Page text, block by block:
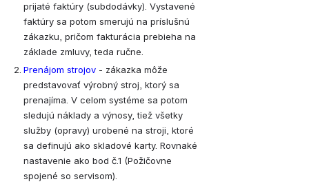
prijaté faktúry (subdodávky). Vystavené
faktúry sa potom smerujú na príslušnú
zákazku, pričom fakturácia prebieha na
základe zmluvy, teda ručne.
Prenájom strojov - zákazka môže
predstavovať výrobný stroj, ktorý sa
prenajíma. V celom systéme sa potom
sledujú náklady a výnosy, tiež všetky
služby (opravy) urobené na stroji, ktoré
sa definujú ako skladové karty. Rovnaké
nastavenie ako bod č.1 (Požičovne
spojené so servisom).